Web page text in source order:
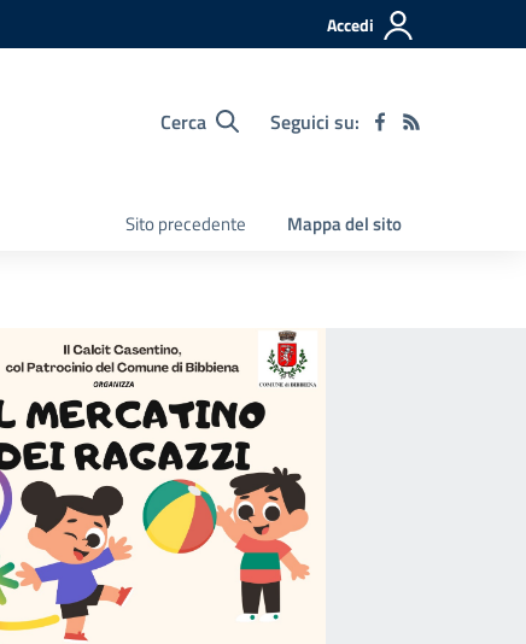
Accedi
Cerca Seguici su:
Sito precedente Mappa del sito